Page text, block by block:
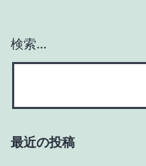
検索…
最近の投稿